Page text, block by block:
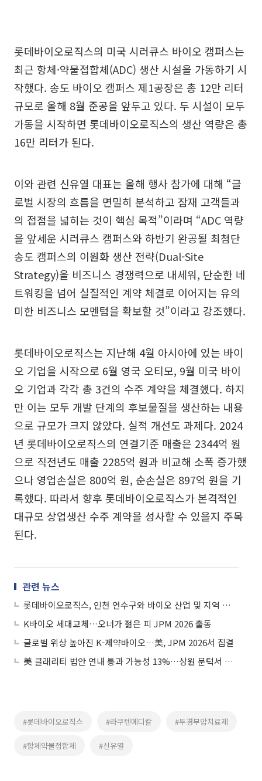
롯데바이오로직스의 미국 시러큐스 바이오 캠퍼스는
최근 항체·약물접합체(ADC) 생산 시설을 가동하기 시
작했다. 송도 바이오 캠퍼스 제1공장은 총 12만 리터
규모로 올해 8월 준공을 앞두고 있다. 두 시설이 모두
가동을 시작하면 롯데바이오로직스의 생산 역량은 총
16만 리터가 된다.
이와 관련 신유열 대표는 올해 행사 참가에 대해 “글
로벌 시장의 흐름을 면밀히 분석하고 잠재 고객들과
의 접점을 넓히는 것이 핵심 목적”이라며 “ADC 역량
을 앞세운 시러큐스 캠퍼스와 하반기 완공될 최첨단
송도 캠퍼스의 이원화 생산 전략(Dual-Site
Strategy)을 비즈니스 경쟁력으로 내세워, 단순한 네
트워킹을 넘어 실질적인 계약 체결로 이어지는 유의
미한 비즈니스 모멘텀을 확보할 것”이라고 강조했다.
롯데바이오로직스는 지난해 4월 아시아에 있는 바이
오 기업을 시작으로 6월 영국 오티모, 9월 미국 바이
오 기업과 각각 총 3건의 수주 계약을 체결했다. 하지
만 이는 모두 개발 단계의 후보물질을 생산하는 내용
으로 규모가 크지 않았다. 실적 개선도 과제다. 2024
년 롯데바이오로직스의 연결기준 매출은 2344억 원
으로 직전년도 매출 2285억 원과 비교해 소폭 증가했
으나 영업손실은 800억 원, 순손실은 897억 원을 기
록했다. 따라서 향후 롯데바이오로직스가 본격적인
대규모 상업생산 수주 계약을 성사할 수 있을지 주목
된다.
관련 뉴스
롯데바이오로직스, 인천 연수구와 바이오 산업 및 지역 발전 위한 업무협약
K바이오 세대교체…오너가 젊은 피 JPM 2026 출동
글로벌 위상 높아진 K-제약바이오…美, JPM 2026서 집결
美 클래리티 법안 연내 통과 가능성 13%…상원 문턱서 제동
#롯데바이오로직스 #라쿠텐메디칼 #두경부암치료제
#항체약물접합체 #신유열